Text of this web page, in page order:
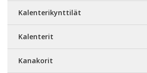
Kalenterikynttilät
Kalenterit
Kanakorit